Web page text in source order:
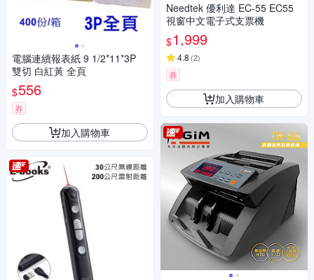
電腦連續報表紙 9 1/2*11*3P
雙切 白紅黃 全頁
$556
券
加入購物車
Needtek 優利達 EC-55 EC55
視窗中文電子式支票機
$1,999
4.8 (2)
券
加入購物車